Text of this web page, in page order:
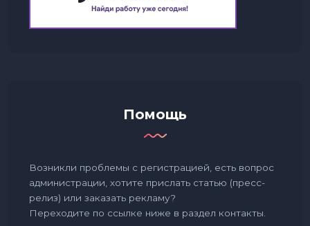
Помощь
Возникли проблемы с регистрацией, есть вопрос
администрации, хотите прислать статью (пресс-
релиз) или заказать рекламу?
Переходите по ссылке ниже в раздел контакты.